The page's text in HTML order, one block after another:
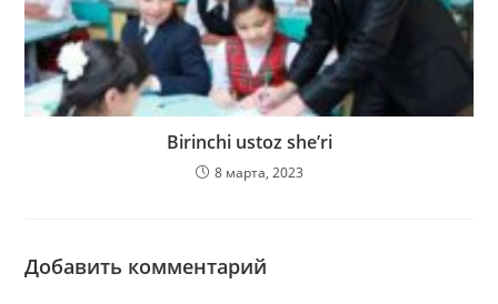
Birinchi ustoz she’ri
8 марта, 2023
Добавить комментарий